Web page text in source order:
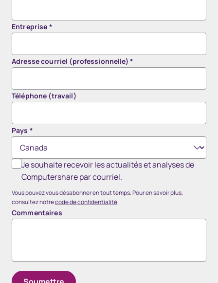
Entreprise *
Adresse courriel (professionnelle) *
Téléphone (travail)
Pays *
Je souhaite recevoir les actualités et analyses de
Computershare par courriel.
Vous pouvez vous désabonner en tout temps. Pour en savoir plus,
consultez notrecode de confidentialité.
Commentaires